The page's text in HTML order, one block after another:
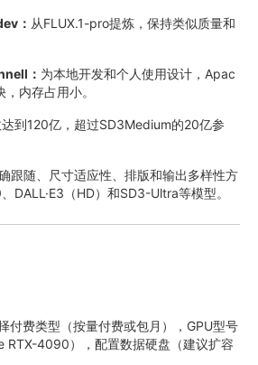
： 从FLUX.1-pro提炼，保持类似质量和
： 为本地开发和个人使用设计，Apac
内存占用小。
到120亿，超过SD3Medium的20亿参
跟随、尺寸适应性、排版和输出多样性方
DALL·E3（HD）和SD3-Ultra等模型。
付费类型（按量付费或包月），GPU型号
RTX-4090），配置数据硬盘（建议扩容